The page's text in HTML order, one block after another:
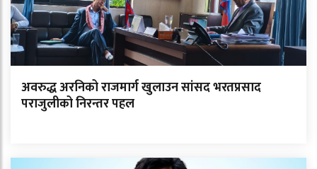
अवरुद्ध अरनिको राजमार्ग खुलाउन सांसद भरतप्रसाद
पराजुलीको निरन्तर पहल